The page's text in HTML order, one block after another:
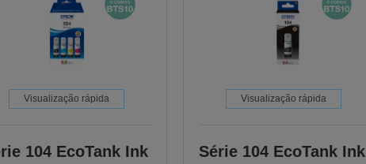
Visualização rápida
104 EcoTank Ink
Visualização rápida
Série 104 EcoTank Ink